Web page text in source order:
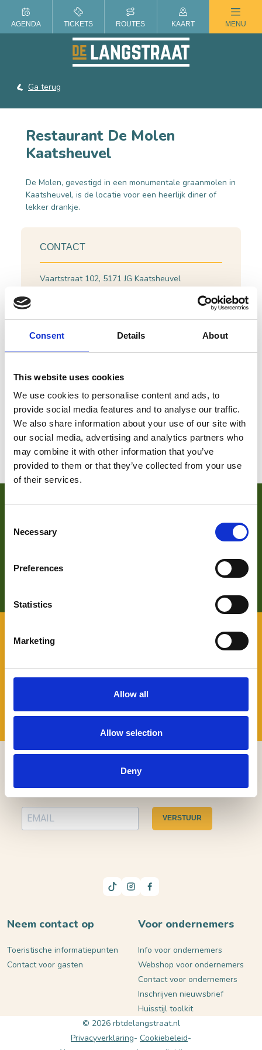
Consent Details About
This website uses cookies
We use cookies to personalise content and ads, to
provide social media features and to analyse our traffic.
We also share information about your use of our site with
our social media, advertising and analytics partners who
may combine it with other information that you’ve
provided to them or that they’ve collected from your use
of their services.
Selection
Necessary
Preferences
Statistics
Marketing
Allow all
Allow selection
Deny
ZOMER IN DE LANGSTRAAT
Ga terug
Restaurant De Molen
Kaatsheuvel
De Molen, gevestigd in een monumentale graanmolen in
Kaatsheuvel, is de locatie voor een heerlijk diner of
lekker drankje.
CONTACT
Vaartstraat 102, 5171 JG Kaatsheuvel
VOOR ONDERNEMERS
Zoek je meer informatie over het bedrijf achter Bezoek De
Langstraat? Klik op de button en kom alles te weten over
Benieuwd naar wat er allemaal te beleven valt in De
Langstraat en wil je daarover graag persoonlijk advies? Je
kunt terecht bij onze Toeristische Informatiepunten.
MELD JE AAN VOOR ONZE NIEUWSBRIEF
VERSTUUR
Neem contact op
Toeristische informatiepunten
Contact voor gasten
Voor ondernemers
Info voor ondernemers
Webshop voor ondernemers
Contact voor ondernemers
Inschrijven nieuwsbrief
Huisstijl toolkit
© 2026 rbtdelangstraat.nl
Privacyverklaring Cookiebeleid
AGENDA TICKETS ROUTES KAART MENU